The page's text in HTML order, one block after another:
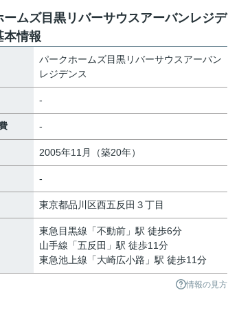
ームズ目黒リバーサウスアーバンレジデ
本情報
パークホームズ目黒リバーサウスアーバン
レジデンス
-
-
2005年11月（築20年）
-
東京都品川区西五反田 ３丁目
東急目黒線 「不動前 」駅 徒歩6分
山手線 「五反田 」駅 徒歩11分
東急池上線 「大崎広小路 」駅 徒歩11分
情報の見方